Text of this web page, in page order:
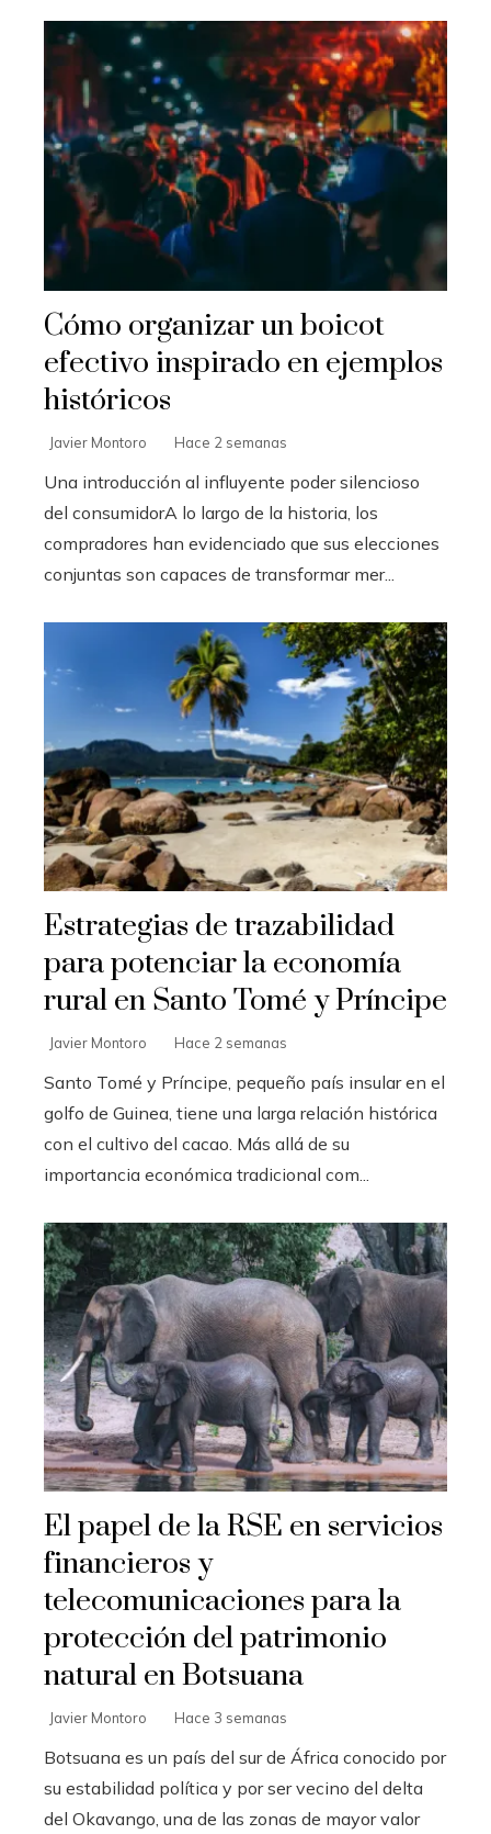
Cómo organizar un boicot
efectivo inspirado en ejemplos
históricos
Javier Montoro Hace 2 semanas
Una introducción al influyente poder silencioso
del consumidorA lo largo de la historia, los
compradores han evidenciado que sus elecciones
conjuntas son capaces de transformar mer...
Estrategias de trazabilidad
para potenciar la economía
rural en Santo Tomé y Príncipe
Javier Montoro Hace 2 semanas
Santo Tomé y Príncipe, pequeño país insular en el
golfo de Guinea, tiene una larga relación histórica
con el cultivo del cacao. Más allá de su
importancia económica tradicional com...
El papel de la RSE en servicios
financieros y
telecomunicaciones para la
protección del patrimonio
natural en Botsuana
Javier Montoro Hace 3 semanas
Botsuana es un país del sur de África conocido por
su estabilidad política y por ser vecino del delta
del Okavango, una de las zonas de mayor valor